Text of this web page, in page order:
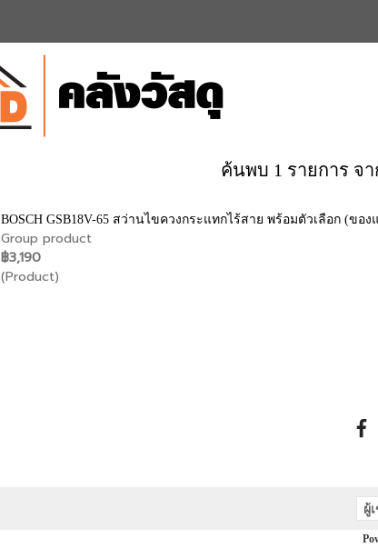
ค้นพบ 1 รายการ จ
BOSCH GSB18V-65 สว่านไขควงกระแทกไร้สาย พร้อมตัวเลือก (ขอ
Group product
฿3,190
(Product)
ผู้